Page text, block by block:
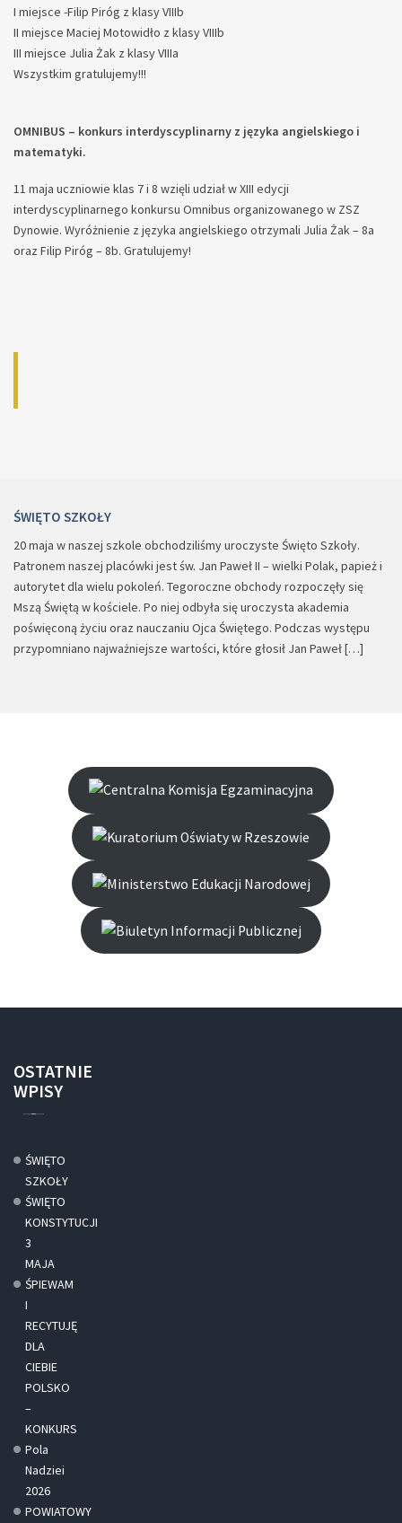
I miejsce -Filip Piróg z klasy VIIIb
II miejsce Maciej Motowidło z klasy VIIIb
III miejsce Julia Żak z klasy VIIIa
Wszystkim gratulujemy!!!
OMNIBUS – konkurs interdyscyplinarny z języka angielskiego i
matematyki.
11 maja uczniowie klas 7 i 8 wzięli udział w XIII edycji
interdyscyplinarnego konkursu Omnibus organizowanego w ZSZ
Dynowie. Wyróżnienie z języka angielskiego otrzymali Julia Żak – 8a
oraz Filip Piróg – 8b. Gratulujemy!
ŚWIĘTO SZKOŁY
20 maja w naszej szkole obchodziliśmy uroczyste Święto Szkoły.
Patronem naszej placówki jest św. Jan Paweł II – wielki Polak, papież i
autorytet dla wielu pokoleń. Tegoroczne obchody rozpoczęły się
Mszą Świętą w kościele. Po niej odbyła się uroczysta akademia
poświęconą życiu oraz nauczaniu Ojca Świętego. Podczas występu
przypomniano najważniejsze wartości, które głosił Jan Paweł […]
OSTATNIE
WPISY
ŚWIĘTO
SZKOŁY
ŚWIĘTO
KONSTYTUCJI
3
MAJA
ŚPIEWAM
I
RECYTUJĘ
DLA
CIEBIE
POLSKO
–
KONKURS
Pola
Nadziei
2026
POWIATOWY